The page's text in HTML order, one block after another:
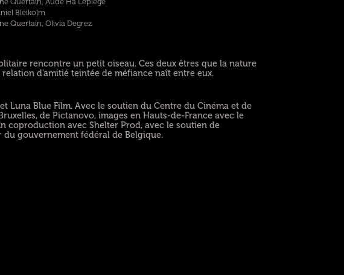
Bleikolm
Quertain, Olivia Degrez
rencontre un petit oiseau. Ces deux êtres que la nature
d’amitié teintée de méfiance naît entre eux.
Luna Blue Film. Avec le soutien du Centre du Cinéma et de
de Pictanovo, images en Hauts-de-France avec le
coproduction avec Shelter Prod, avec le soutien de
du gouvernement fédéral de Belgique.